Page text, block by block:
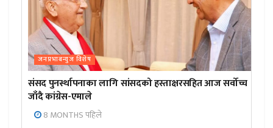
जनप्रभाबन्युज विशेष
संसद पुनर्स्थापनाका लागि सांसदको हस्ताक्षरसहित आज सर्वोच्च
जाँदै कांग्रेस-एमाले
8 MONTHS पहिले